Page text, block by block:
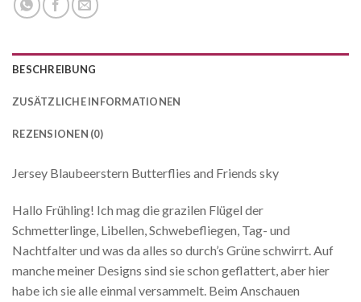
BESCHREIBUNG
ZUSÄTZLICHE INFORMATIONEN
REZENSIONEN (0)
Jersey Blaubeerstern Butterflies and Friends sky
Hallo Frühling! Ich mag die grazilen Flügel der
Schmetterlinge, Libellen, Schwebefliegen, Tag- und
Nachtfalter und was da alles so durch’s Grüne schwirrt. Auf
manche meiner Designs sind sie schon geflattert, aber hier
habe ich sie alle einmal versammelt. Beim Anschauen